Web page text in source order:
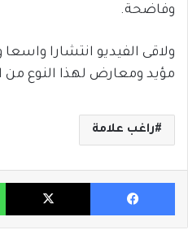
وفاضحة.
ولاقى الفيديو انتشارا
مؤيد ومعارض لهذا النوع
راغب علامة
فيسبوك X